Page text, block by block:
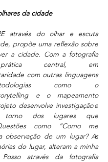
da cidade
através do olhar e escuta
propõe uma reflexão sobre
a cidade. Com a fotografia
central, em
com outras linguagens
como o
e o mapeamento
desenvolve investigação e
torno dos lugares que
Questões como “Como me
observação de um lugar? As
do lugar, alteram a minha
Posso através da fotografia